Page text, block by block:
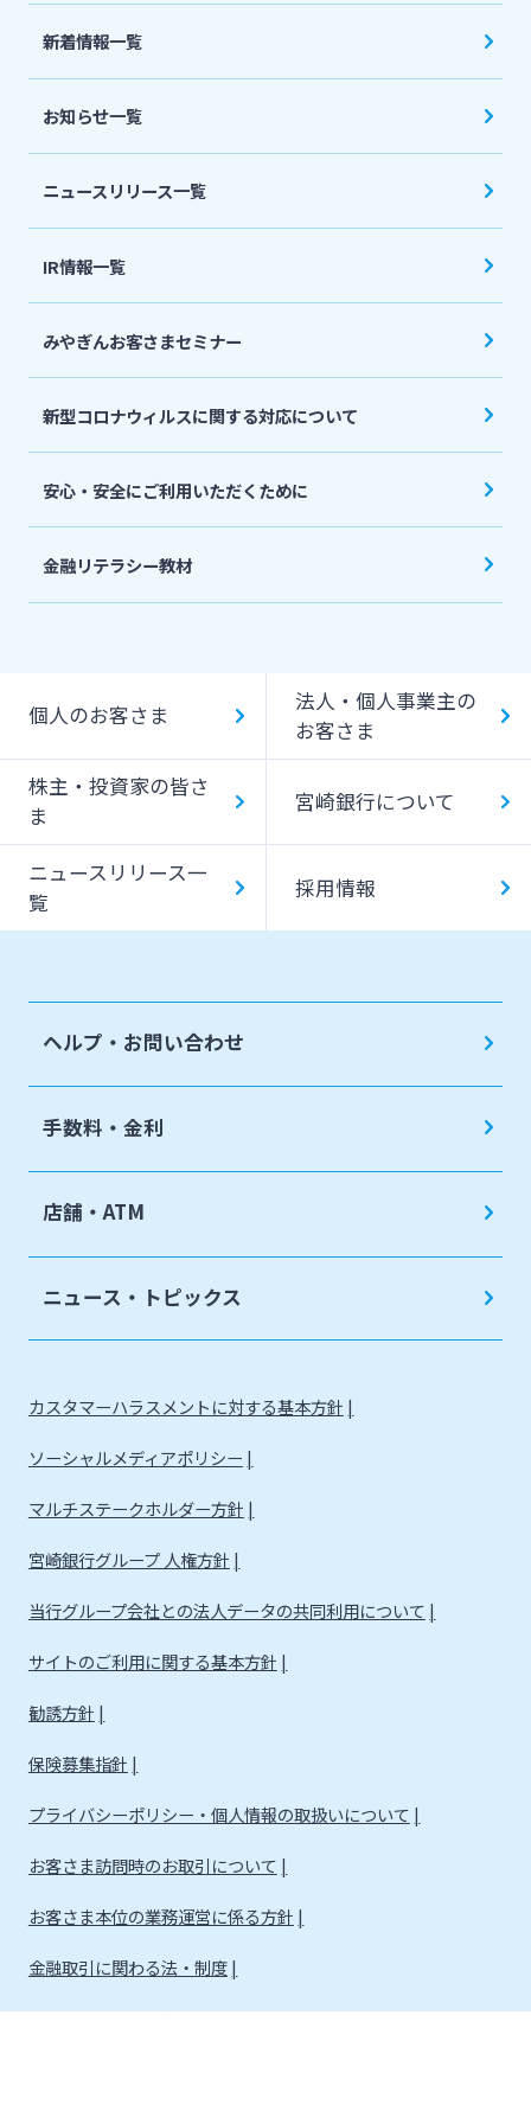
法人・個人事業主のお客さま
宮崎銀行について
ニュースリリース一覧
採用情報
お問い合わせ先一覧
新着情報一覧
お知らせ一覧
ニュースリリース一覧
IR情報一覧
みやぎんお客さまセミナー
新型コロナウィルスに関する対応について
安心・安全にご利用いただくために
金融リテラシー教材
個人のお客さま
法人・個人事業主の
お客さま
株主・投資家の皆さ
ま
宮崎銀行について
ニュースリリース一
覧
採用情報
ヘルプ・お問い合わせ
手数料・金利
店舗・ATM
ニュース・トピックス
カスタマーハラスメントに対する基本方針
ソーシャルメディアポリシー
マルチステークホルダー方針
宮崎銀行グループ 人権方針
当行グループ会社との法人データの共同利用について
サイトのご利用に関する基本方針
勧誘方針
保険募集指針
プライバシーポリシー・個人情報の取扱いについて
お客さま訪問時のお取引について
お客さま本位の業務運営に係る方針
金融取引に関わる法・制度
金融取引に関わる方針